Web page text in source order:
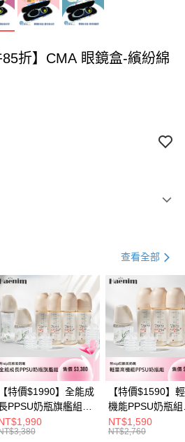
85折】CMA 眼鏡盒-繽紛綿
21家銀行
第一商業銀行
彰化商業銀行
台北富邦商業銀行
兆豐國際商業銀行
台中商業銀行
華泰商業銀行
遠東國際商業銀行
21家銀行
第一商業銀行
彰化商業銀行
台北富邦商業銀行
兆豐國際商業銀行
台中商業銀行
華泰商業銀行
查看全部
【特價$1990】全能成
PPSU奶瓶旗艦組
奶瓶
玻璃奶瓶
【特價$1590】
機能PPSU奶瓶組
(PPSU奶瓶
250ml*4+玻璃奶
NT$1,590
NT$2,760